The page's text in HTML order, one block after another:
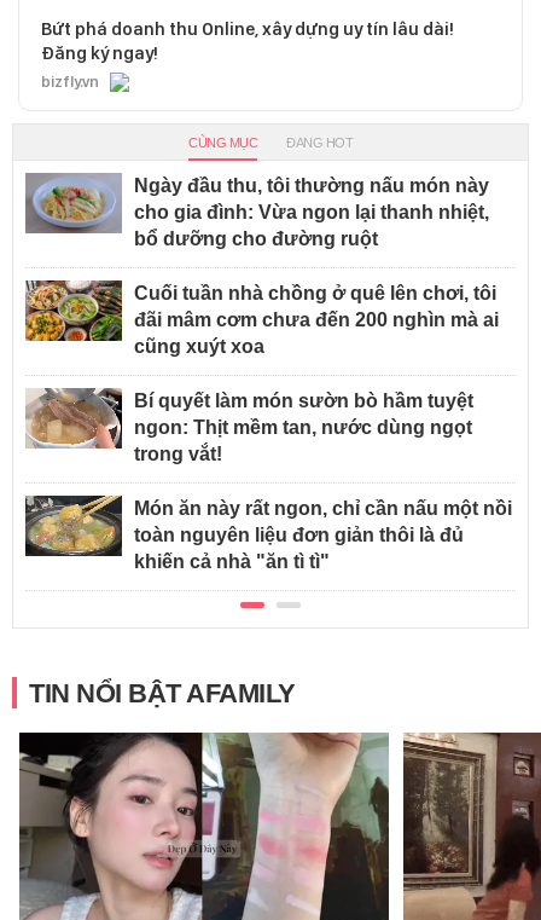
Bứt phá doanh thu Online, xây dựng uy tín lâu dài!
Đăng ký ngay!
bizfly.vn
CÙNG MỤC ĐANG HOT
Ngày đầu thu, tôi thường nấu món này
cho gia đình: Vừa ngon lại thanh nhiệt,
bổ dưỡng cho đường ruột
Cuối tuần nhà chồng ở quê lên chơi, tôi
đãi mâm cơm chưa đến 200 nghìn mà ai
cũng xuýt xoa
Bí quyết làm món sườn bò hầm tuyệt
ngon: Thịt mềm tan, nước dùng ngọt
trong vắt!
Món ăn này rất ngon, chỉ cần nấu một nồi
toàn nguyên liệu đơn giản thôi là đủ
khiến cả nhà "ăn tì tì"
TIN NỔI BẬT AFAMILY